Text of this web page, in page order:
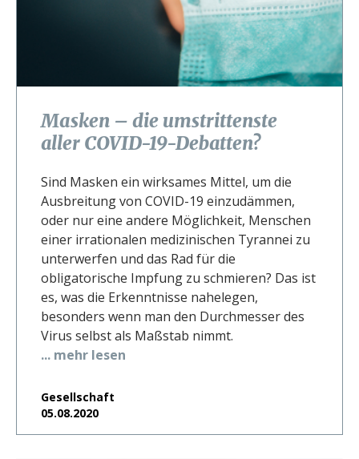
Masken – die umstrittenste
aller COVID-19-Debatten?
Sind Masken ein wirksames Mittel, um die
Ausbreitung von COVID-19 einzudämmen,
oder nur eine andere Möglichkeit, Menschen
einer irrationalen medizinischen Tyrannei zu
unterwerfen und das Rad für die
obligatorische Impfung zu schmieren? Das ist
es, was die Erkenntnisse nahelegen,
besonders wenn man den Durchmesser des
Virus selbst als Maßstab nimmt.
... mehr lesen
Gesellschaft
05.08.2020